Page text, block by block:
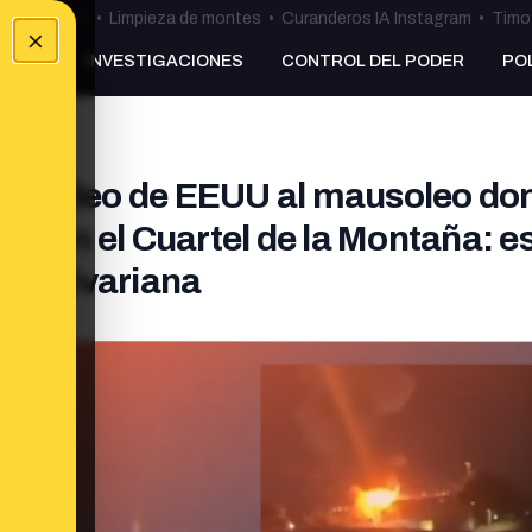
×
Bulos Ceuta • Limpieza de montes • Curanderos IA Instagram •
INVESTIGACIONES CONTROL DEL PODER
de EEUU al mausoleo
en el Cuartel de la Montaña:
Bolivariana